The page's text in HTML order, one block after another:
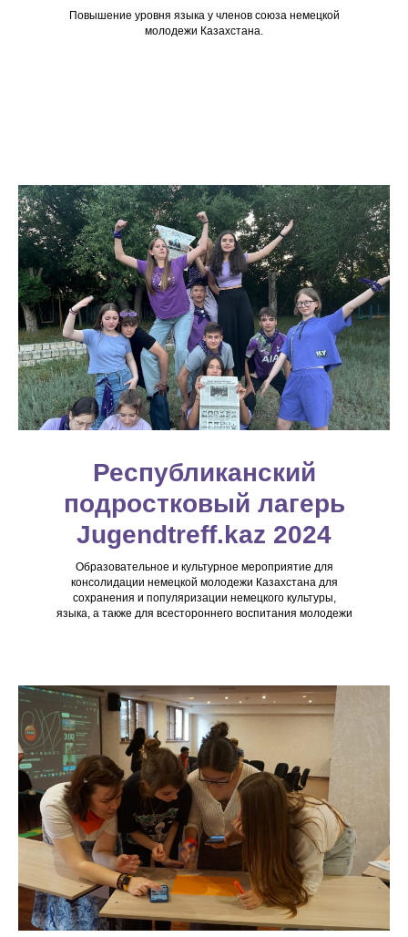
Повышение уровня языка у членов союза немецкой
молодежи Казахстана.
Республиканский
подростковый лагерь
Jugendtreff.kaz 2024
Образовательное и культурное мероприятие для
консолидации немецкой молодежи Казахстана для
сохранения и популяризации немецкого культуры,
языка, а также для всестороннего воспитания молодежи